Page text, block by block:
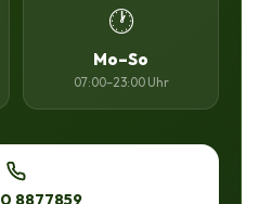
🕐
Mo–So
07:00–23:00 Uhr
8877859